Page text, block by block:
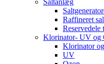
Saltanlæg
Raffineret
Klorinator- UV og
Klorinator
UV